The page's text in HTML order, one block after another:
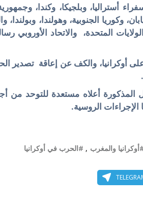
أستراليا، وبلجيكا، وكندا،
وكوريا الجنوبية، وهولندا، وبولندا،
المتحدة، والاتحاد
أوكرانيا، والكف عن إعاقة تصدير
أعلاه مستعدة للتوحد من
الإجراءات الروسية.
والمغرب , #الحرب في أوكرانيا